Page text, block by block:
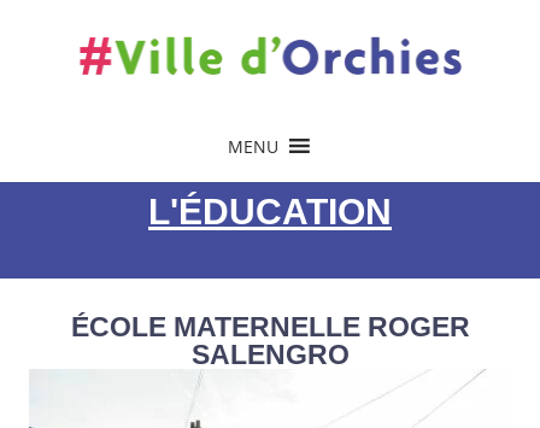
MENU
L'ÉDUCATION
ÉCOLE MATERNELLE ROGER
SALENGRO